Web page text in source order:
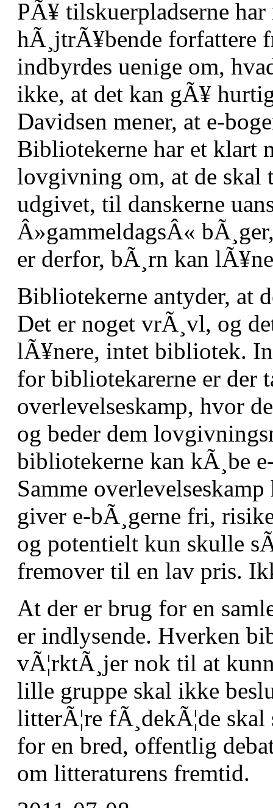
PÃ¥ tilskuerpladserne
hÃ¸jtrÃ¥bende forfattere
indbyrdes uenige om,
ikke, at det kan gÃ¥
Davidsen mener, at e-
Bibliotekerne har et klart
lovgivning om, at de skal
udgivet, til danskerne
Â»gammeldagsÂ«
er derfor, bÃ¸rn kan
Bibliotekerne antyder, at
Det er noget vrÃ¸vl, og
lÃ¥nere, intet bibliotek.
for bibliotekarerne er der
overlevelseskamp, hvor
og beder dem
bibliotekerne kan kÃ¸be
Samme
giver e-bÃ¸gerne fri,
og potentielt kun skulle
fremover til en lav pris.
At der er brug for en
er indlysende. Hverken
vÃ¦rktÃ¸jer nok til at
lille gruppe skal ikke
litterÃ¦re fÃ¸dekÃ¦de
for en bred, offentlig
om litteraturens fremtid.